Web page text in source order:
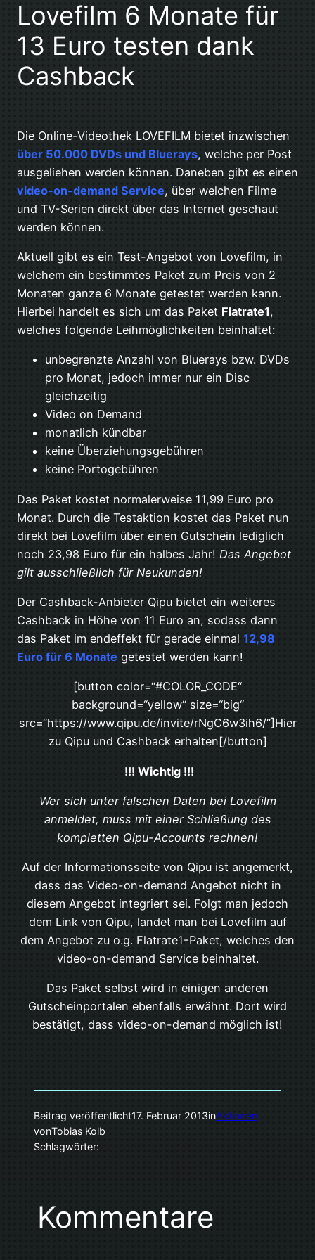
Lovefilm 6 Monate für
13 Euro testen dank
Cashback
Die Online-Videothek LOVEFILM bietet inzwischen
über 50.000 DVDs und Bluerays, welche per Post
ausgeliehen werden können. Daneben gibt es einen
video-on-demand Service, über welchen Filme
und TV-Serien direkt über das Internet geschaut
werden können.
Aktuell gibt es ein Test-Angebot von Lovefilm, in
welchem ein bestimmtes Paket zum Preis von 2
Monaten ganze 6 Monate getestet werden kann.
Hierbei handelt es sich um das Paket Flatrate1,
welches folgende Leihmöglichkeiten beinhaltet:
unbegrenzte Anzahl von Bluerays bzw. DVDs
pro Monat, jedoch immer nur ein Disc
gleichzeitig
Video on Demand
monatlich kündbar
keine Überziehungsgebühren
keine Portogebühren
Das Paket kostet normalerweise 11,99 Euro pro
Monat. Durch die Testaktion kostet das Paket nun
direkt bei Lovefilm über einen Gutschein lediglich
noch 23,98 Euro für ein halbes Jahr! Das Angebot
gilt ausschließlich für Neukunden!
Der Cashback-Anbieter Qipu bietet ein weiteres
Cashback in Höhe von 11 Euro an, sodass dann
das Paket im endeffekt für gerade einmal 12,98
Euro für 6 Monate getestet werden kann!
[button color=“#COLOR_CODE“
background=“yellow“ size=“big“
src=“https://www.qipu.de/invite/rNgC6w3ih6/“]Hier
zu Qipu und Cashback erhalten[/button]
!!! Wichtig !!!
Wer sich unter falschen Daten bei Lovefilm
anmeldet, muss mit einer Schließung des
kompletten Qipu-Accounts rechnen!
Auf der Informationsseite von Qipu ist angemerkt,
dass das Video-on-demand Angebot nicht in
diesem Angebot integriert sei. Folgt man jedoch
dem Link von Qipu, landet man bei Lovefilm auf
dem Angebot zu o.g. Flatrate1-Paket, welches den
video-on-demand Service beinhaltet.
Das Paket selbst wird in einigen anderen
Gutscheinportalen ebenfalls erwähnt. Dort wird
bestätigt, dass video-on-demand möglich ist!
Beitrag veröffentlicht17. Februar 2013inAktionen
vonTobias Kolb
Schlagwörter:
Kommentare